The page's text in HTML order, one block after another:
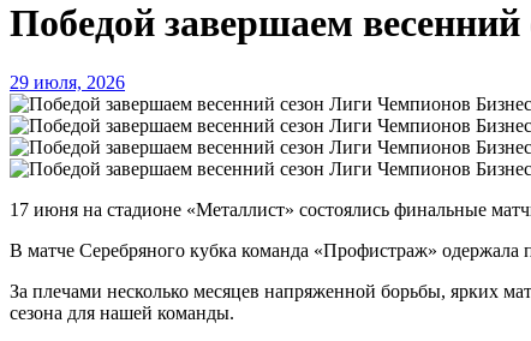
Победой завершаем
29 июля, 2026
17 июня на стадионе «Металлист» состоялись финальные
В матче Серебряного кубка команда «Профистраж»
За плечами несколько месяцев напряженной борьбы, ярких
сезона для нашей команды.